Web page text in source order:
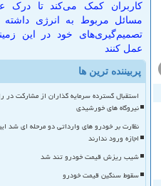
کاربران کمک می‌کند تا درک
مسائل مربوط به انرژی داشته
تصمیم‌گیری‌های خود در این
عمل کنند
پربیننده ترین ها
استقبال گسترده سرمایه گذاران از مشارکت در
نیروگاه های خورشیدی
نظارت بر خودرو های وارداتی دو مرحله ای شد
اجازه ورود ندارند
شیب ریزش قیمت خودرو تند شد
سقوط سنگین قیمت خودرو